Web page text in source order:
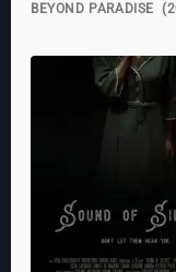
BEYOND PARADISE